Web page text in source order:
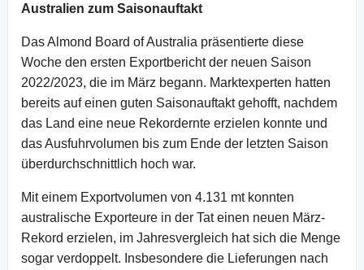
Australien zum Saisonauftakt
Das Almond Board of Australia präsentierte diese
Woche den ersten Exportbericht der neuen Saison
2022/2023, die im März begann. Marktexperten hatten
bereits auf einen guten Saisonauftakt gehofft, nachdem
das Land eine neue Rekordernte erzielen konnte und
das Ausfuhrvolumen bis zum Ende der letzten Saison
überdurchschnittlich hoch war.
Mit einem Exportvolumen von 4.131 mt konnten
australische Exporteure in der Tat einen neuen März-
Rekord erzielen, im Jahresvergleich hat sich die Menge
sogar verdoppelt. Insbesondere die Lieferungen nach